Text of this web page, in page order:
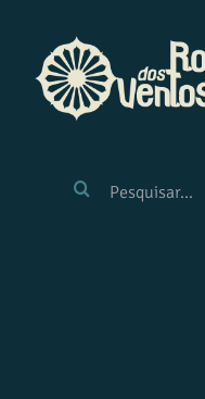
conteúdo
RESULTADOS